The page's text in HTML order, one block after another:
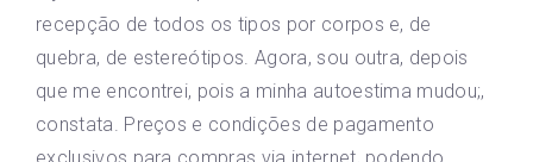
recepção de todos os tipos por corpos e, de
quebra, de estereótipos. Agora, sou outra, depois
que me encontrei, pois a minha autoestima mudou;,
constata. Preços e condições de pagamento